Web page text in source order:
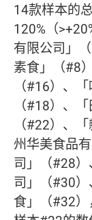
14款样本的
120%（
有限公司」
素食」（#8
（#16）、
（#18）、
（#22）、
州华美食品
司」（#28
司」（#30）
食」（#32）